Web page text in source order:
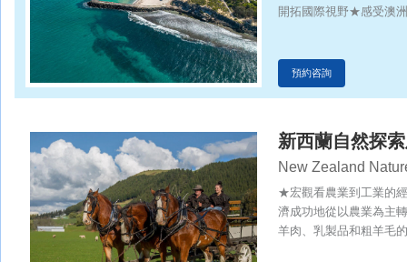
開拓國際視野★感受澳
預約咨詢
新西蘭自然探
New Zealand
★宏觀看農業到工業的
濟成功地從以農業為主
羊肉、乳製品和粗羊毛